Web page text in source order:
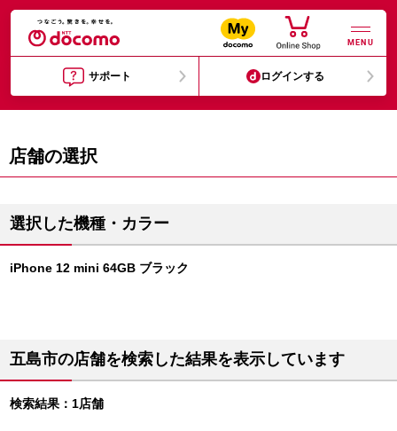
MENU
サポート ログインする
店舗の選択
選択した機種・カラー
iPhone 12 mini 64GB ブラック
五島市の店舗を検索した結果を表示しています
検索結果：1店舗